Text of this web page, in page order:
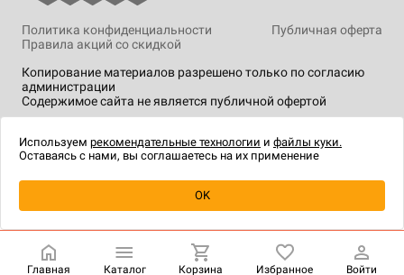
Уведомить о наличии
Копирование материалов разрешено только по согласию
администрации
Содержимое сайта не является публичной офертой
Политика конфиденциальности
Публичная оферта
Правила акций со скидкой
технологии.
Главная Каталог Корзина Избранное Войти
Используем рекомендательные технологии и файлы куки.
Оставаясь с нами, вы соглашаетесь на их применение
OK